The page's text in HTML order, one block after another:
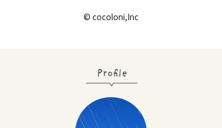
© cocoloni,Inc